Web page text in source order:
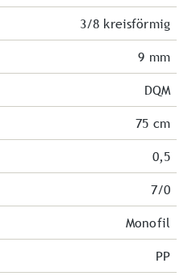
3/8 kreisförmig
9 mm
DQM
75 cm
0,5
7/0
Monofil
PP